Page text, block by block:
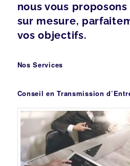
nous vous
sur mesure,
vos objectifs.
Nos Services
Conseil en Transmission